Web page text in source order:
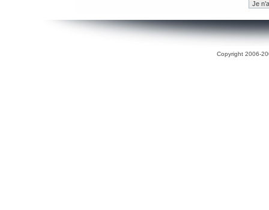
Copyright 2006-